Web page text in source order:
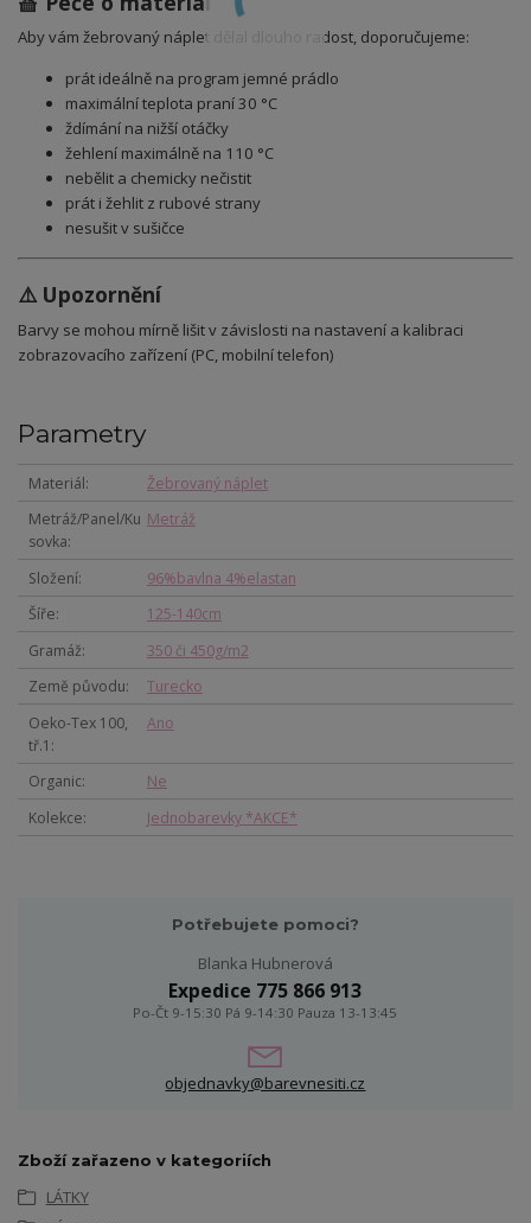
Aby vám žebrovaný náplet
dělal dlouho radost, doporučujeme:
prát ideálně na program jemné prádlo
maximální teplota praní 30 °C
ždímání na nižší otáčky
žehlení maximálně na 110 °C
nebělit a chemicky nečistit
prát i žehlit z rubové strany
nesušit v sušičce
⚠️ Upozornění
Barvy se mohou mírně lišit v závislosti na nastavení a kalibraci
zobrazovacího zařízení (PC, mobilní telefon)
Parametry
Materiál
Žebrovaný náplet
Metráž/Panel/Ku
sovka
Metráž
Složení
96%bavlna 4%elastan
Šíře
125-140cm
Gramáž
350 či 450g/m2
Země původu
Turecko
Oeko-Tex 100,
tř.1
Ano
Organic
Ne
Kolekce
Jednobarevky *AKCE*
Potřebujete pomoci?
Blanka Hubnerová
Expedice 775 866 913
Po-Čt 9-15:30 Pá 9-14:30 Pauza 13-13:45
objednavky@barevnesiti.cz
Zboží zařazeno v kategoriích
LÁTKY